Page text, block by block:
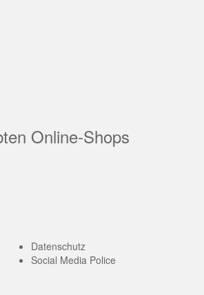
Online-Shops
Datenschutz
Social Media Police